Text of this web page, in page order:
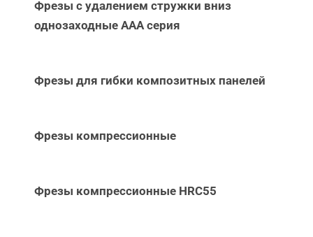
Фрезы с удалением стружки вниз
однозаходные ААА серия
Фрезы для гибки композитных панелей
Фрезы компрессионные
Фрезы компрессионные HRC55